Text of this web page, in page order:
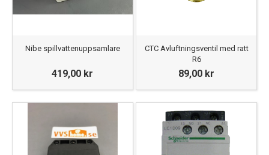
Nibe spillvattenuppsamlare
419,00 kr
CTC Avluftningsventil med ratt
R6
89,00 kr